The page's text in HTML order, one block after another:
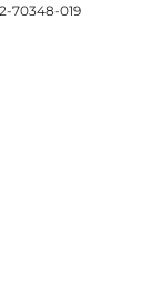
70348-019